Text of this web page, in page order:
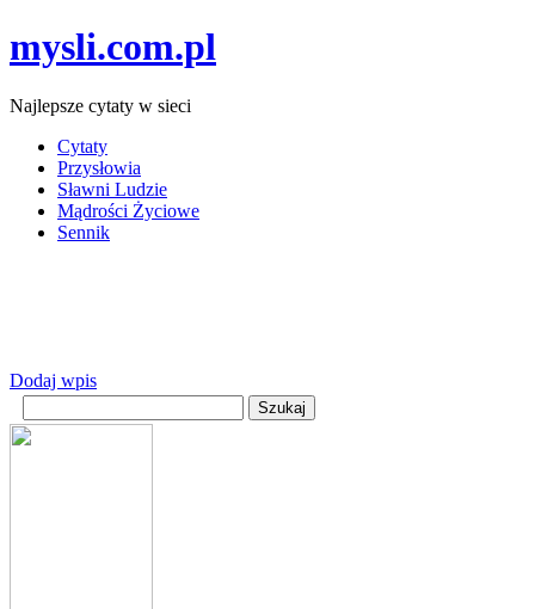
mysli.com.pl
Najlepsze cytaty w sieci
Cytaty
Przysłowia
Sławni Ludzie
Mądrości Życiowe
Sennik
Dodaj wpis